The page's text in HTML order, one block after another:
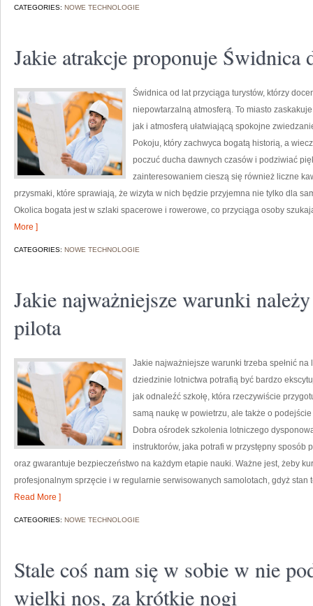
CATEGORIES: NOWE TECHNOLOGIE
Jakie atrakcje proponuje Świdnica
Świdnica od lat przyciąga turystów, którzy
niepowtarzalną atmosferą. To miasto
jak i atmosferą ułatwiającą spokojne
Pokoju, który zachwyca bogatą historią, a
poczuć ducha dawnych czasów i podziwiać
zainteresowaniem cieszą się również liczne
przysmaki, które sprawiają, że wizyta w nich będzie przyjemna nie tylko dla
Okolica bogata jest w szlaki spacerowe i rowerowe, co przyciąga osoby
More ]
CATEGORIES: NOWE TECHNOLOGIE
Jakie najważniejsze warunki
pilota
Jakie najważniejsze warunki trzeba spełnić
dziedzinie lotnictwa potrafią być bardzo
jak odnaleźć szkołę, która rzeczywiście
samą naukę w powietrzu, ale także o
Dobra ośrodek szkolenia lotniczego
instruktorów, jaka potrafi w przystępny sposób
oraz gwarantuje bezpieczeństwo na każdym etapie nauki. Ważne jest, żeby
profesjonalnym sprzęcie i w regularnie serwisowanych samolotach, gdyż stan
Read More ]
CATEGORIES: NOWE TECHNOLOGIE
Stale coś nam się w sobie w nie
wielki nos, za krótkie nogi